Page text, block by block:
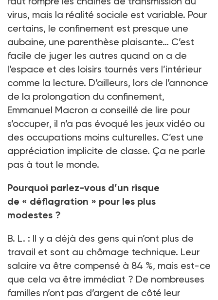
virus, mais la réalité sociale est variable. Pour
certains, le confinement est presque une
aubaine, une parenthèse plaisante… C’est
facile de juger les autres quand on a de
l’espace et des loisirs tournés vers l’intérieur
comme la lecture. D’ailleurs, lors de l’annonce
de la prolongation du confinement,
Emmanuel Macron a conseillé de lire pour
s’occuper, il n’a pas évoqué les jeux vidéo ou
des occupations moins culturelles. C’est une
appréciation implicite de classe. Ça ne parle
pas à tout le monde.
Pourquoi parlez-vous d’un risque
de « déflagration » pour les plus
modestes ?
B. L. : Il y a déjà des gens qui n’ont plus de
travail et sont au chômage technique. Leur
salaire va être compensé à 84 %, mais est-ce
que cela va être immédiat ? De nombreuses
familles n’ont pas d’argent de côté leur